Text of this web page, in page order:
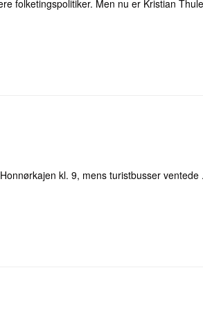
folketingspolitiker. Men nu er Kristian
kl. 9, mens turistbusser ventede